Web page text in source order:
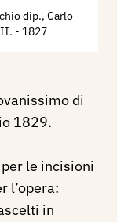
dip., Carlo
- 1827
di
1829.
le incisioni
l’opera:
in